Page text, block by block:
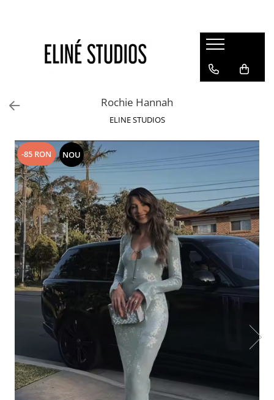
Best Sellers
Rochii
Pantaloni
Fuste
Topuri
Seturi
Jachete
Paltoane
Costume Baie
Lichidare de stoc
Rochie Hannah
ELINE STUDIOS
-85 RON NOU